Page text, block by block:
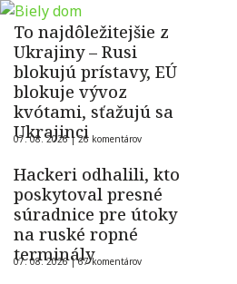
To najdôležitejšie z
Ukrajiny – Rusi
blokujú prístavy, EÚ
blokuje vývoz
kvótami, sťažujú sa
Ukrajinci
07. 08. 2026 |26 komentárov
Hackeri odhalili, kto
poskytoval presné
súradnice pre útoky
na ruské ropné
terminály
07. 08. 2026 |67 komentárov